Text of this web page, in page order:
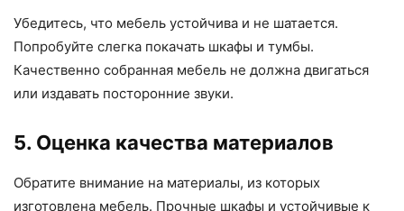
Убедитесь, что мебель устойчива и не шатается.
Попробуйте слегка покачать шкафы и тумбы.
Качественно собранная мебель не должна двигаться
или издавать посторонние звуки.
5. Оценка качества материалов
Обратите внимание на материалы, из которых
изготовлена мебель. Прочные шкафы и устойчивые к